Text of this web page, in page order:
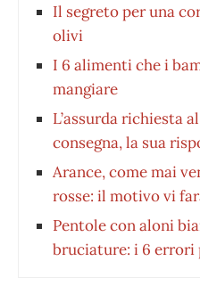
Il segreto per una
olivi
I 6 alimenti che i
mangiare
L’assurda richiesta
consegna, la sua
Arance, come mai
rosse: il motivo vi
Pentole con aloni
bruciature: i 6 errori